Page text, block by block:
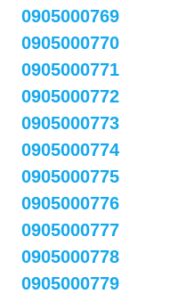
0905000769
0905000770
0905000771
0905000772
0905000773
0905000774
0905000775
0905000776
0905000777
0905000778
0905000779